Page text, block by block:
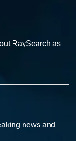
RaySearch as
news and